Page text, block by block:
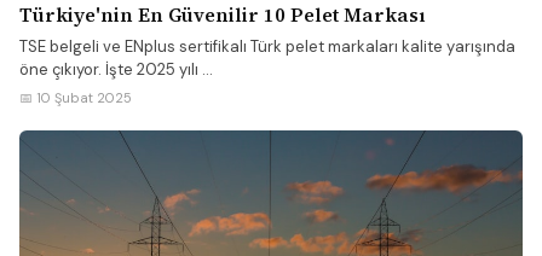
Türkiye'nin En Güvenilir 10 Pelet Markası
TSE belgeli ve ENplus sertifikalı Türk pelet markaları kalite yarışında
öne çıkıyor. İşte 2025 yılı ...
📅 10 Şubat 2025